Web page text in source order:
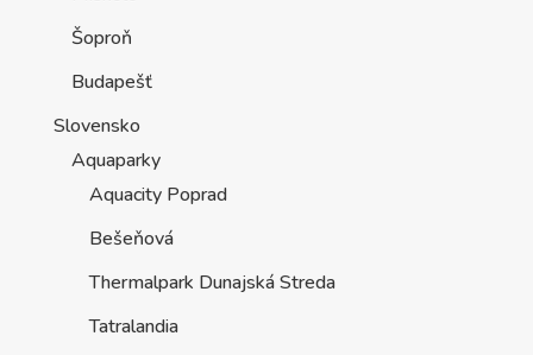
Šoproň
Budapešť
Slovensko
Aquaparky
Aquacity Poprad
Bešeňová
Thermalpark Dunajská Streda
Tatralandia